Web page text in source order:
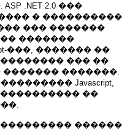
.NET 2.0 ���
� ����������
��� �������
�������
���, ������� ��
��� ��
�������.
Javascript,
��
������